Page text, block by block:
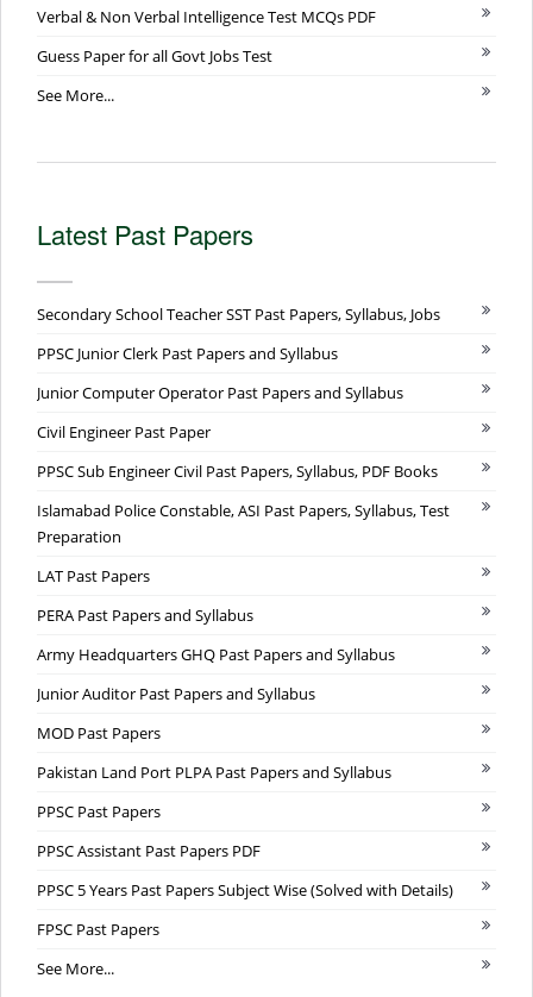
Verbal & Non Verbal Intelligence Test MCQs PDF
Guess Paper for all Govt Jobs Test
See More...
Latest Past Papers
Secondary School Teacher SST Past Papers, Syllabus, Jobs
PPSC Junior Clerk Past Papers and Syllabus
Junior Computer Operator Past Papers and Syllabus
Civil Engineer Past Paper
PPSC Sub Engineer Civil Past Papers, Syllabus, PDF Books
Islamabad Police Constable, ASI Past Papers, Syllabus, Test
Preparation
LAT Past Papers
PERA Past Papers and Syllabus
Army Headquarters GHQ Past Papers and Syllabus
Junior Auditor Past Papers and Syllabus
MOD Past Papers
Pakistan Land Port PLPA Past Papers and Syllabus
PPSC Past Papers
PPSC Assistant Past Papers PDF
PPSC 5 Years Past Papers Subject Wise (Solved with Details)
FPSC Past Papers
See More...